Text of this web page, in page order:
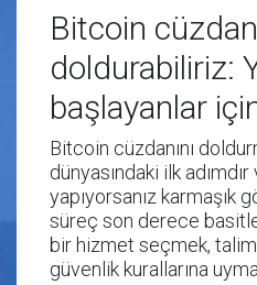
Bitcoin
doldurabiliriz:
başlayanlar
Bitcoin cüzdanını
dünyasındaki ilk
yapıyorsanız karmaşık
süreç son derece
bir hizmet seçmek,
güvenlik kurallarına